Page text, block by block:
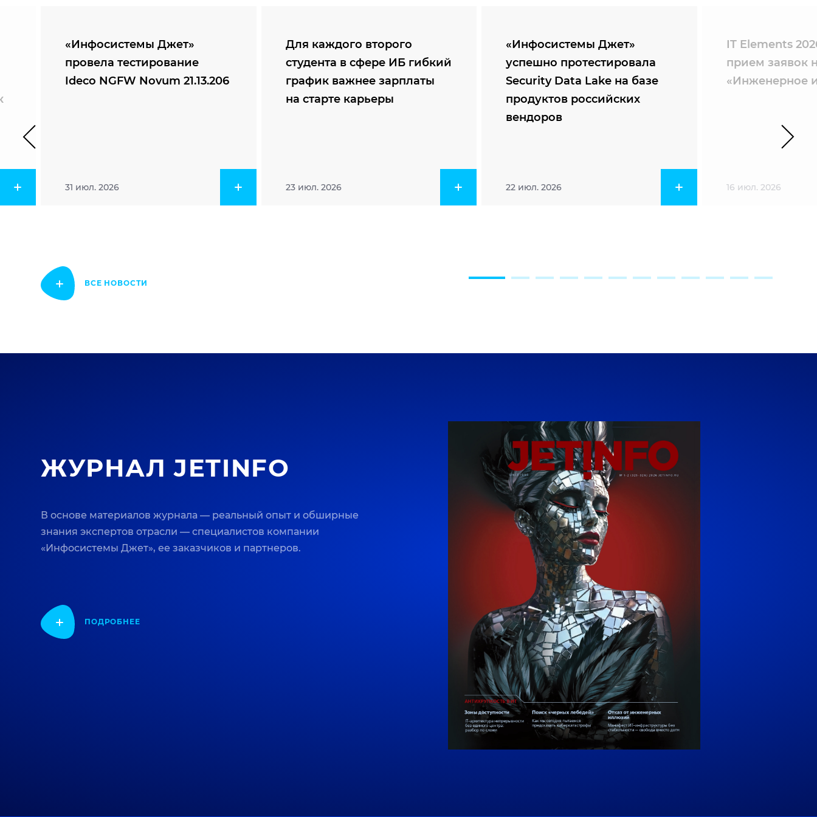
«Инфосистемы Джет»
провела тестирование
Ideco NGFW Novum 21.13.206
31 июл. 2026
Для каждого второго
студента в сфере ИБ гибкий
график важнее зарплаты
на старте карьеры
23 июл. 2026
«Инфосистемы Джет»
успешно протестировала
Security Data Lake на базе
продуктов российских
вендоров
22 июл. 2026
IT Elements
прием заявок
«Инженерное
16 июл. 2026
ВСЕ НОВОСТИ
ЖУРНАЛ JETINFO
В основе материалов журнала — реальный опыт и обширные
знания экспертов отрасли — специалистов компании
«Инфосистемы Джет», ее заказчиков и партнеров.
ПОДРОБНЕЕ